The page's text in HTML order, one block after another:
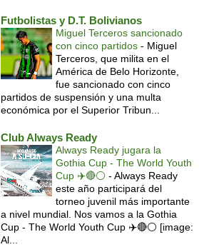
Futbolistas y D.T. Bolivianos
Miguel Terceros sancionado
con cinco partidos - Miguel
Terceros, que milita en el
América de Belo Horizonte,
fue sancionado con cinco
partidos de suspensión y una multa
económica por el Superior Tribun...
Club Always Ready
Always Ready jugara la
Gothia Cup - The World Youth
Cup ✈️🔴⚪️ - Always Ready
este año participará del
torneo juvenil más importante
a nivel mundial. Nos vamos a la Gothia
Cup - The World Youth Cup ✈️🔴⚪️ [image:
Al...